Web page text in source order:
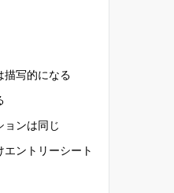
描写的になる
ョンは同じ
ントリーシート